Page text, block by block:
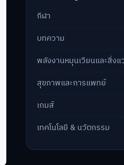
กีฬา
บทความ
พลังงานหมุนเวียนและสิ่ง
สุขภาพและการแพทย์
เกมส์
เทคโนโลยี & นวัตกรรม